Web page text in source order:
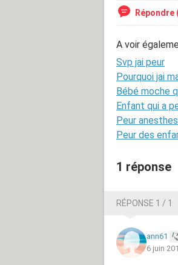
Répondre
A voir
Svp jai peur
Pourquoi jai
Bébé moche
Enfant qui a
Peur
Peur des
1 réponse
RÉPONSE 1 / 1
ann61
6 juin